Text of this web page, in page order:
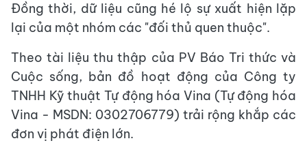
Đồng thời, dữ liệu cũng hé lộ sự xuất hiện lặp
lại của một nhóm các "đối thủ quen thuộc".
Theo tài liệu thu thập của PV Báo Tri thức và
Cuộc sống, bản đồ hoạt động của Công ty
TNHH Kỹ thuật Tự động hóa Vina (Tự động hóa
Vina - MSDN: 0302706779) trải rộng khắp các
đơn vị phát điện lớn.